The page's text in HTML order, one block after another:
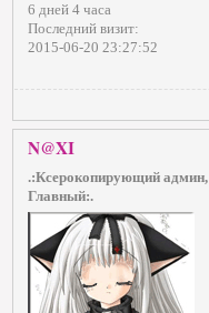
6 дней 4 часа
Последний визит:
2015-06-20 23:27:52
N@XI
.:Ксерокопирующий админ,
Главный:.